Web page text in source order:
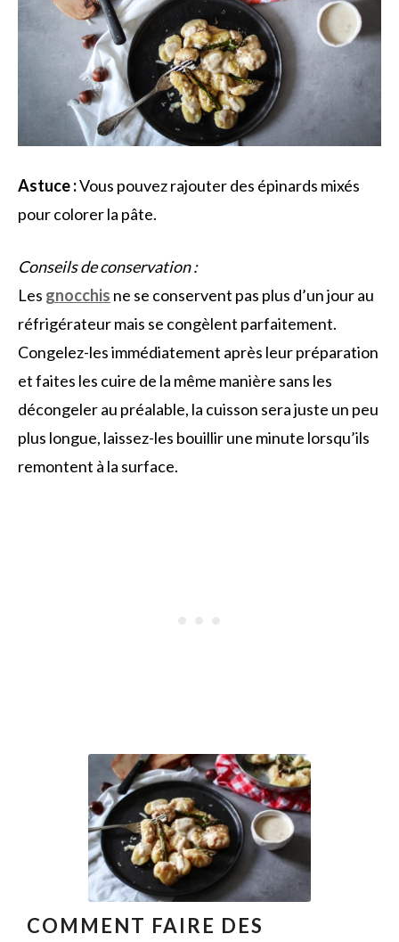
Astuce :Vous pouvez rajouter des épinards mixés
pour colorer la pâte.
Conseils de conservation :
Les gnocchis ne se conservent pas plus d’un jour au
réfrigérateur mais se congèlent parfaitement.
Congelez-les immédiatement après leur préparation
et faites les cuire de la même manière sans les
décongeler au préalable, la cuisson sera juste un peu
plus longue, laissez-les bouillir une minute lorsqu’ils
remontent à la surface.
COMMENT FAIRE DES